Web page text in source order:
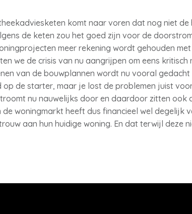
komt naar voren dat nog niet
de keten zou het goed zijn voor de
meer rekening wordt gehouden
we de crisis van nu aangrijpen om eens kritisch
van de bouwplannen wordt nu vooral
op de starter, maar je lost de problemen juist
nu nauwelijks door en daardoor zitten ook
woningmarkt heeft dus financieel wel degelijk
aan hun huidige woning. En dat terwijl deze